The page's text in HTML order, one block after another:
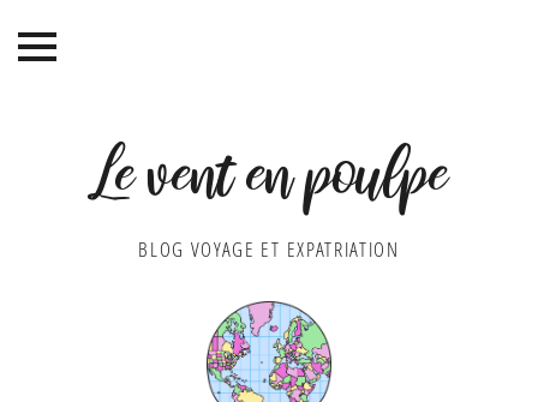
Le vent en poulpe
BLOG VOYAGE ET EXPATRIATION